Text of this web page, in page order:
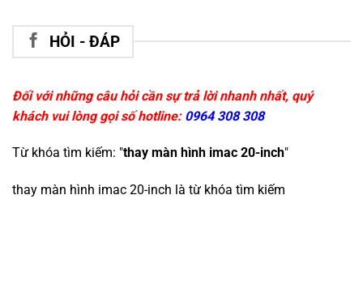
HỎI - ĐÁP
Đối với những câu hỏi cần sự trả lời nhanh nhất, quý
khách vui lòng gọi số hotline: 0964 308 308
Từ khóa tìm kiếm: "thay màn hình imac 20-inch"
thay màn hình imac 20-inch là từ khóa tìm kiếm